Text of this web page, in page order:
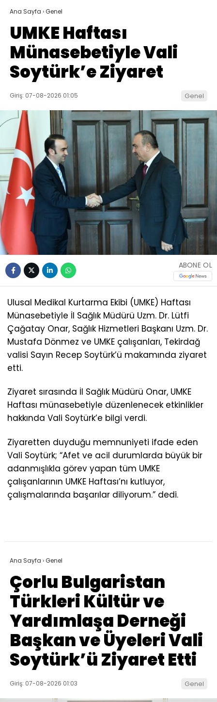
Ana Sayfa ›Genel
UMKE Haftası
Münasebetiyle Vali
Soytürk’e Ziyaret
Giriş: 07-08-2026 01:05 Genel
ABONE OL
Ulusal Medikal Kurtarma Ekibi (UMKE) Haftası
Münasebetiyle İl Sağlık Müdürü Uzm. Dr. Lütfi
Çağatay Onar, Sağlık Hizmetleri Başkanı Uzm. Dr.
Mustafa Dönmez ve UMKE çalışanları, Tekirdağ
valisi Sayın Recep Soytürk’ü makamında ziyaret
etti.
Ziyaret sırasında İl Sağlık Müdürü Onar, UMKE
Haftası münasebetiyle düzenlenecek etkinlikler
hakkında Vali Soytürk’e bilgi verdi.
Ziyaretten duyduğu memnuniyeti ifade eden
Vali Soytürk; “Afet ve acil durumlarda büyük bir
adanmışlıkla görev yapan tüm UMKE
çalışanlarının UMKE Haftası’nı kutluyor,
çalışmalarında başarılar diliyorum.” dedi.
Ana Sayfa ›Genel
Çorlu Bulgaristan
Türkleri Kültür ve
Yardımlaşa Derneği
Başkan ve Üyeleri Vali
Soytürk’ü Ziyaret Etti
Giriş: 07-08-2026 01:03 Genel